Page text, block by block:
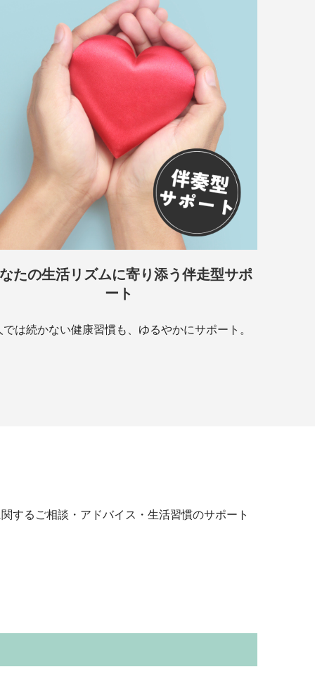
たの生活リズムに寄り添う伴走型サポ
ート
では続かない健康習慣も、ゆるやかにサポート。
するご相談・アドバイス・生活習慣のサポート